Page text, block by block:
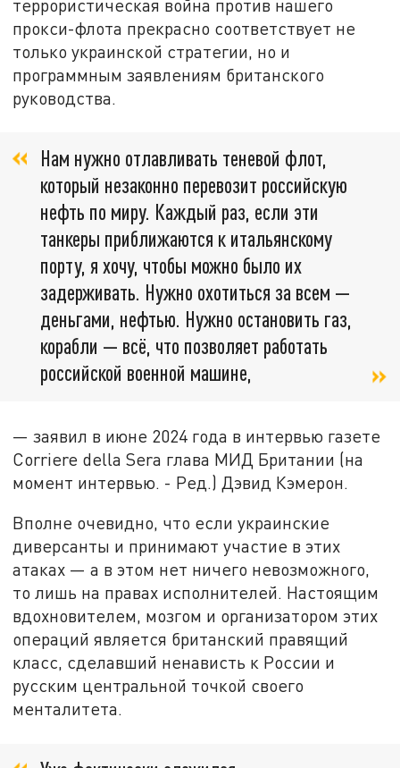
террористическая война против нашего
прокси-флота прекрасно соответствует не
только украинской стратегии, но и
программным заявлениям британского
руководства.
Нам нужно отлавливать теневой флот,
который незаконно перевозит российскую
нефть по миру. Каждый раз, если эти
танкеры приближаются к итальянскому
порту, я хочу, чтобы можно было их
задерживать. Нужно охотиться за всем —
деньгами, нефтью. Нужно остановить газ,
корабли — всё, что позволяет работать
российской военной машине,
— заявил в июне 2024 года в интервью газете
Corriere della Sera глава МИД Британии (на
момент интервью. - Ред.) Дэвид Кэмерон.
Вполне очевидно, что если украинские
диверсанты и принимают участие в этих
атаках — а в этом нет ничего невозможного,
то лишь на правах исполнителей. Настоящим
вдохновителем, мозгом и организатором этих
операций является британский правящий
класс, сделавший ненависть к России и
русским центральной точкой своего
менталитета.